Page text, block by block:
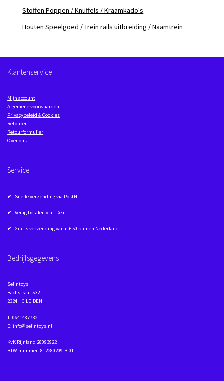
Stoffen Poppen / Knuffels / Kraamkado's
Houten Speelgoed / Trein rails uitbreiding / Naamtrein
Klantenservice
Mijn account
Algemene voorwaarden
Privacybeleid & Cookies
Retouren
Retourformulier
Over ons
Service
✔ Snelle verzending via PostNL
✔ Veilig betalen via i-Deal
✔ Gratis verzending vanaf € 50 binnen Nederland
Bedrijfsgegevens
Selintoys
Bachstraat 532
2324 HC LEIDEN
T: 0641487732
E: info@selintoys.nl
KvK Rijnland 28093922
BTW-nummer: 812280209.B.01